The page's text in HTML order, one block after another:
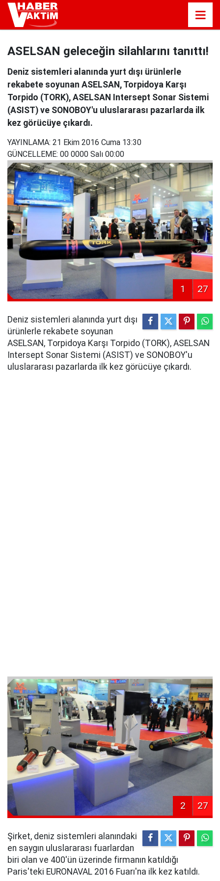
ASELSAN geleceğin silahlarını tanıttı!
Deniz sistemleri alanında yurt dışı ürünlerle
rekabete soyunan ASELSAN, Torpidoya Karşı
Torpido (TORK), ASELSAN Intersept Sonar Sistemi
(ASIST) ve SONOBOY'u uluslararası pazarlarda ilk
kez görücüye çıkardı.
YAYINLAMA: 21 Ekim 2016 Cuma 13:30
GÜNCELLEME: 00 0000 Salı 00:00
1 27
Deniz sistemleri alanında yurt dışı
ürünlerle rekabete soyunan
ASELSAN, Torpidoya Karşı Torpido (TORK), ASELSAN
Intersept Sonar Sistemi (ASIST) ve SONOBOY'u
uluslararası pazarlarda ilk kez görücüye çıkardı.
2 27
Şirket, deniz sistemleri alanındaki
en saygın uluslararası fuarlardan
biri olan ve 400'ün üzerinde firmanın katıldığı
Paris'teki EURONAVAL 2016 Fuarı'na ilk kez katıldı.